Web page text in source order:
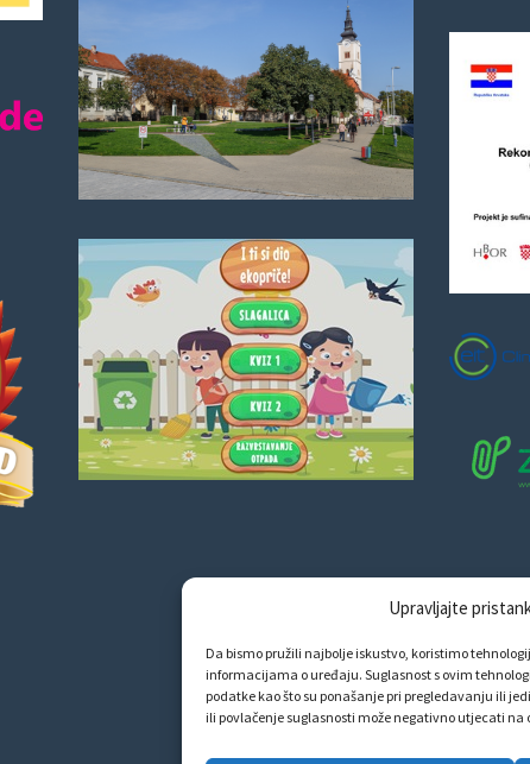
Upravljajte
Da bismo pružili najbolje iskustvo, koristimo
informacijama o uređaju. Suglasnost s ovim
podatke kao što su ponašanje pri pregledavanju ili
ili povlačenje suglasnosti može negativno utjecati